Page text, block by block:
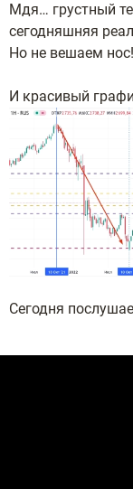
Мдя… грустный
сегодняшняя
Но не вешаем
И красивый
Сегодня